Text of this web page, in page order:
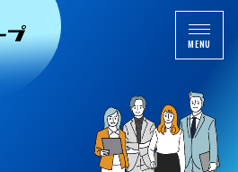
MENU